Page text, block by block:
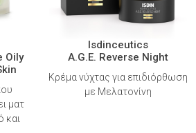
Oily
ματ
και
Isdinceutics
A.G.E. Reverse Night
Κρέμα νύχτας για επιδιόρθωση
με Μελατονίνη